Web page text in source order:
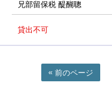
兄部留保税 醍醐聰
貸出不可
前のページ